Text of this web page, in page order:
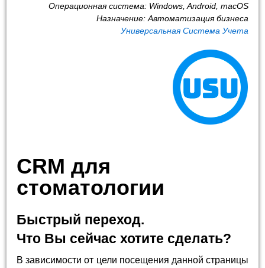
Операционная система: Windows, Android, macOS
Назначение: Автоматизация бизнеса
Универсальная Система Учета
CRM для
стоматологии
Быстрый переход.
Что Вы сейчас хотите сделать?
В зависимости от цели посещения данной страницы